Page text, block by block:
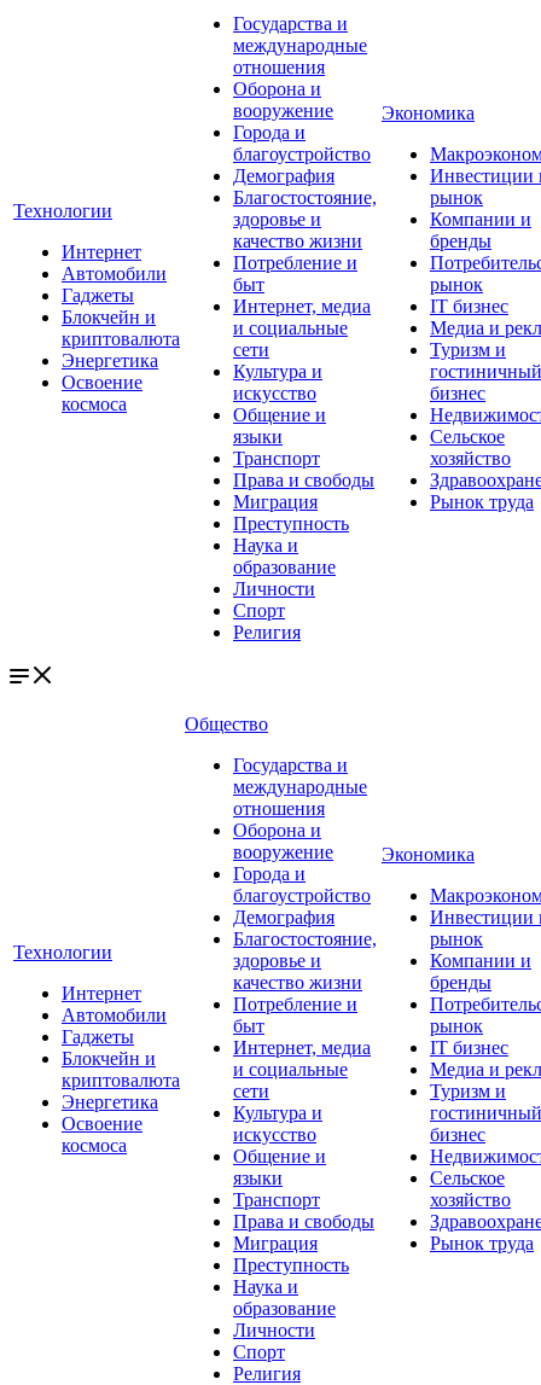
Технологии
Интернет
Автомобили
Гаджеты
Блокчейн и
криптовалюта
Энергетика
Освоение
космоса
Государства и
международные
отношения
Оборона и
вооружение
Города и
благоустройство
Демография
Благостостояние,
здоровье и
качество жизни
Потребление и
быт
Интернет, медиа
и социальные
сети
Культура и
искусство
Общение и
языки
Транспорт
Права и свободы
Миграция
Преступность
Наука и
образование
Личности
Спорт
Религия
Экономика
Инвестиции
рынок
Компании и
бренды
рынок
IT бизнес
Медиа и
Туризм и
гостиничный
бизнес
Сельское
хозяйство
Рынок труда
Технологии
Интернет
Автомобили
Гаджеты
Блокчейн и
криптовалюта
Энергетика
Освоение
космоса
Общество
Государства и
международные
отношения
Оборона и
вооружение
Города и
благоустройство
Демография
Благостостояние,
здоровье и
качество жизни
Потребление и
быт
Интернет, медиа
и социальные
сети
Культура и
искусство
Общение и
языки
Транспорт
Права и свободы
Миграция
Преступность
Наука и
образование
Личности
Спорт
Религия
Экономика
Инвестиции
рынок
Компании и
бренды
рынок
IT бизнес
Медиа и
Туризм и
гостиничный
бизнес
Сельское
хозяйство
Рынок труда